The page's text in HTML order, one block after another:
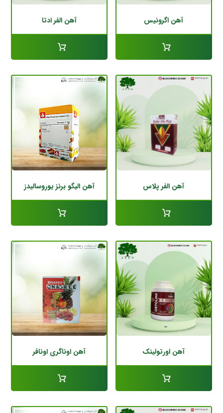
آهن اگرونیس آهن الفر ادتا
آهن الفر پلاس آهن الیگو برنز یوروسالیدز
آهن اورتولینک آهن اوناگری اونافر